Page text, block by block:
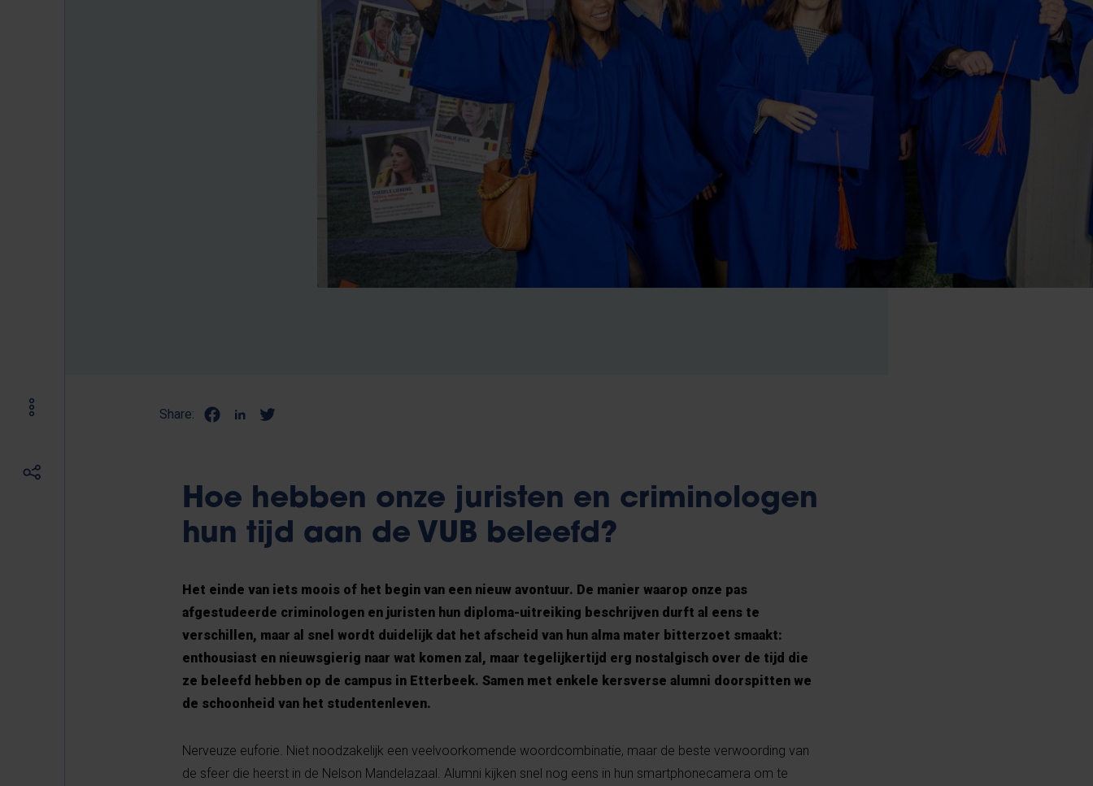
Share:
Hoe hebben onze juristen en criminologen
hun tijd aan de VUB beleefd?
Het einde van iets moois of het begin van een nieuw avontuur. De manier waarop onze pas
afgestudeerde criminologen en juristen hun diploma-uitreiking beschrijven durft al eens te
verschillen, maar al snel wordt duidelijk dat het afscheid van hun alma mater bitterzoet smaakt:
enthousiast en nieuwsgierig naar wat komen zal, maar tegelijkertijd erg nostalgisch over de tijd die
ze beleefd hebben op de campus in Etterbeek. Samen met enkele kersverse alumni doorspitten we
de schoonheid van het studentenleven.
Nerveuze euforie. Niet noodzakelijk een veelvoorkomende woordcombinatie, maar de beste verwoording van
de sfeer die heerst in de Nelson Mandelazaal. Alumni kijken snel nog eens in hun smartphonecamera om te